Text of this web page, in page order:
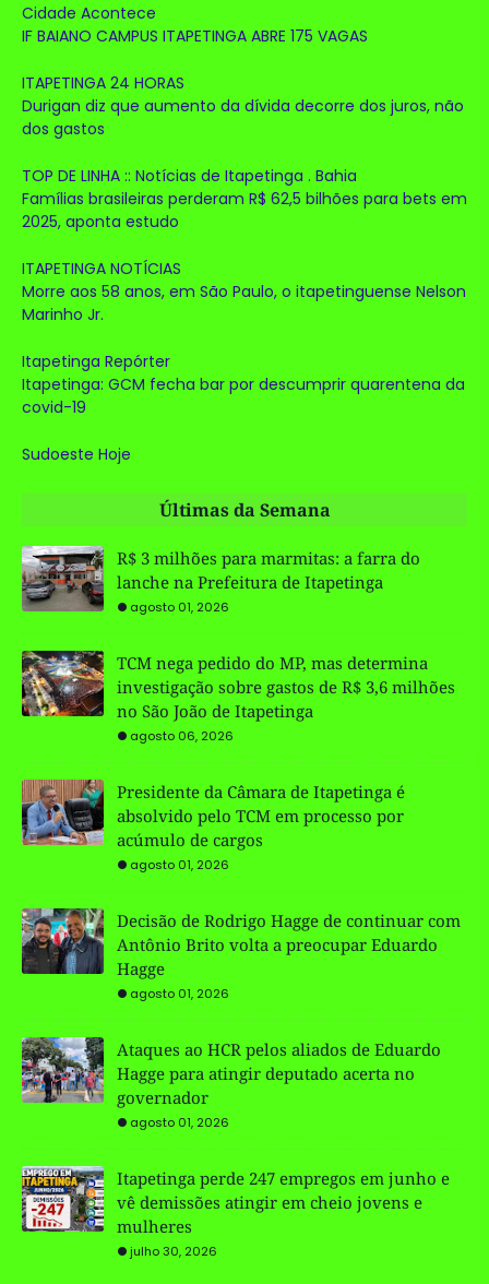
Cidade Acontece
IF BAIANO CAMPUS ITAPETINGA ABRE 175 VAGAS
ITAPETINGA 24 HORAS
Durigan diz que aumento da dívida decorre dos juros, não
dos gastos
TOP DE LINHA :: Notícias de Itapetinga . Bahia
Famílias brasileiras perderam R$ 62,5 bilhões para bets em
2025, aponta estudo
ITAPETINGA NOTÍCIAS
Morre aos 58 anos, em São Paulo, o itapetinguense Nelson
Marinho Jr.
Itapetinga Repórter
Itapetinga: GCM fecha bar por descumprir quarentena da
covid-19
Sudoeste Hoje
Últimas da Semana
R$ 3 milhões para marmitas: a farra do
lanche na Prefeitura de Itapetinga
agosto 01, 2026
TCM nega pedido do MP, mas determina
investigação sobre gastos de R$ 3,6 milhões
no São João de Itapetinga
agosto 06, 2026
Presidente da Câmara de Itapetinga é
absolvido pelo TCM em processo por
acúmulo de cargos
agosto 01, 2026
Decisão de Rodrigo Hagge de continuar com
Antônio Brito volta a preocupar Eduardo
Hagge
agosto 01, 2026
Ataques ao HCR pelos aliados de Eduardo
Hagge para atingir deputado acerta no
governador
agosto 01, 2026
Itapetinga perde 247 empregos em junho e
vê demissões atingir em cheio jovens e
mulheres
julho 30, 2026